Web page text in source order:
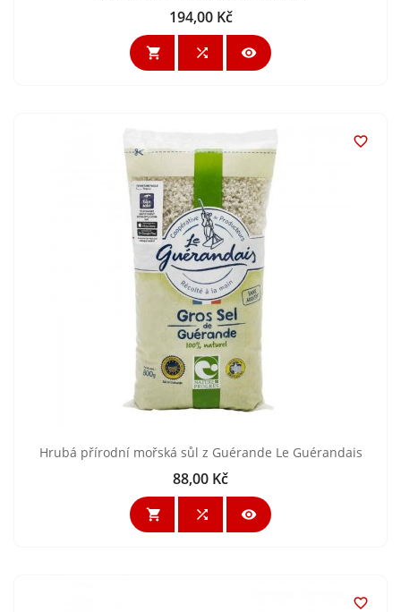
Cena
194,00 Kč
  

Hrubá přírodní mořská sůl z Guérande Le Guérandais
Cena
88,00 Kč
  
